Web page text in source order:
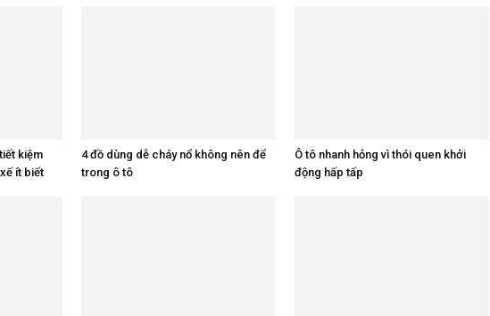
kiệm
ít biết
4 đồ dùng dễ cháy nổ không nên để
trong ô tô
Ô tô nhanh hỏng vì thói quen khởi
động hấp tấp